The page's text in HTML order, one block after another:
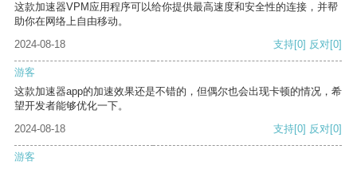
这款加速器VPM应用程序可以给你提供最高速度和安全性的连接，并帮
助你在网络上自由移动。
2024-08-18
支持[0] 反对[0]
游客
这款加速器app的加速效果还是不错的，但偶尔也会出现卡顿的情况，希
望开发者能够优化一下。
2024-08-18
支持[0] 反对[0]
游客